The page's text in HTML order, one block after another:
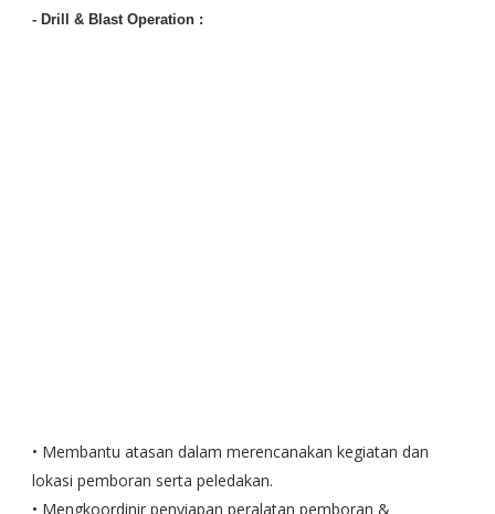
- Drill & Blast Operation :
• Membantu atasan dalam merencanakan kegiatan dan
lokasi pemboran serta peledakan.
• Mengkoordinir penyiapan peralatan pemboran &